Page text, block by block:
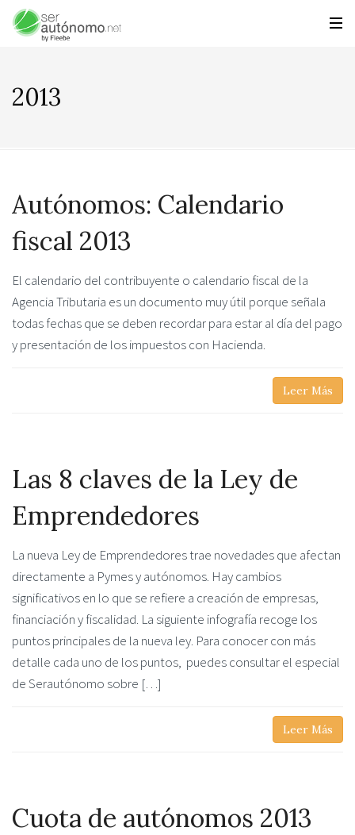
2013
Autónomos: Calendario
fiscal 2013
El calendario del contribuyente o calendario fiscal de la
Agencia Tributaria es un documento muy útil porque señala
todas fechas que se deben recordar para estar al día del pago
y presentación de los impuestos con Hacienda.
Leer Más
Las 8 claves de la Ley de
Emprendedores
La nueva Ley de Emprendedores trae novedades que afectan
directamente a Pymes y autónomos. Hay cambios
significativos en lo que se refiere a creación de empresas,
financiación y fiscalidad. La siguiente infografía recoge los
puntos principales de la nueva ley. Para conocer con más
detalle cada uno de los puntos, puedes consultar el especial
de Serautónomo sobre […]
Leer Más
Cuota de autónomos 2013